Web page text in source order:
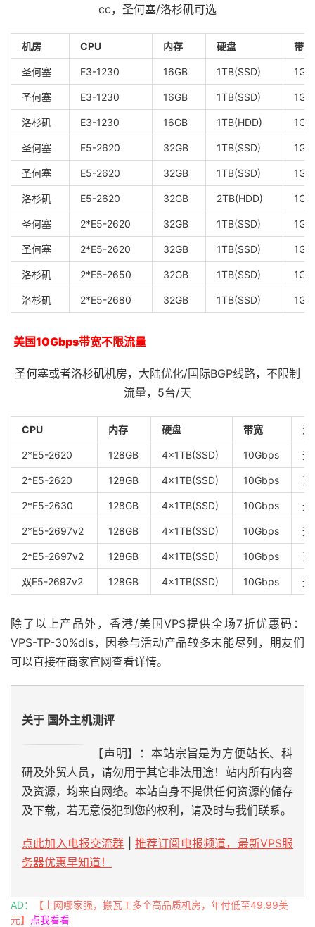
cc，圣何塞/洛杉矶可选
机房 CPU 内存 硬盘 带宽
圣何塞 E3-1230 16GB 1TB(SSD)
圣何塞 E3-1230 16GB 1TB(SSD)
洛杉矶 E3-1230 16GB 1TB(HDD)
圣何塞 E5-2620 32GB 1TB(SSD)
圣何塞 E5-2620 32GB 1TB(SSD)
洛杉矶 E5-2620 32GB 2TB(HDD)
圣何塞 2*E5-2620 32GB 1TB(SSD)
圣何塞 2*E5-2620 32GB 1TB(SSD)
洛杉矶 2*E5-2650 32GB 1TB(SSD)
洛杉矶 2*E5-2680 32GB 1TB(SSD)
美国10Gbps带宽不限流量
圣何塞或者洛杉矶机房，大陆优化/国际BGP线路，不限制
流量，5台/天
CPU 内存 硬盘 带宽 流
2*E5-2620 128GB 4x1TB(SSD) 10Gbps 无
2*E5-2620 128GB 4x1TB(SSD) 10Gbps 无
2*E5-2630 128GB 4x1TB(SSD) 10Gbps 无
2*E5-2697v2 128GB 4x1TB(SSD) 10Gbps 无
2*E5-2697v2 128GB 4x1TB(SSD) 10Gbps 无
双E5-2697v2 128GB 4x1TB(SSD) 10Gbps 无
除了以上产品外，香港/美国VPS提供全场7折优惠码：
VPS-TP-30%dis，因参与活动产品较多未能尽列，朋友们
可以直接在商家官网查看详情。
关于 国外主机测评
【声明】：本站宗旨是为方便站长、科
研及外贸人员，请勿用于其它非法用途！站内所有内容
及资源，均来自网络。本站自身不提供任何资源的储存
及下载，若无意侵犯到您的权利，请及时与我们联系。
点此加入电报交流群
推荐订阅电报频道，最新VPS服
务器优惠早知道！
AD：
【上网哪家强，搬瓦工多个高品质机房，年付低至49.99美
元】 点我看看